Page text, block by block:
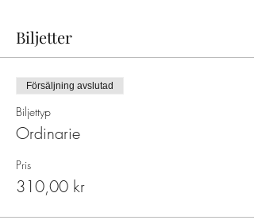
Biljetter
Försäljning avslutad
Biljettyp
Ordinarie
Pris
310,00 kr